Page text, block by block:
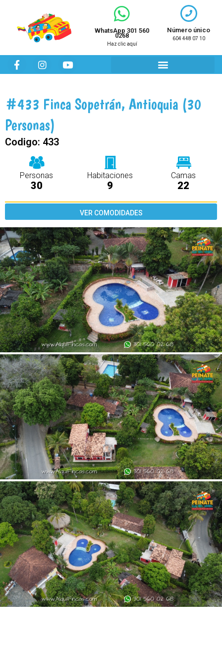
contenido
WhatsApp 301 560
0268
Haz clic aquí
Número único
604 448 07 10
F
a
b
o
k
I
n
a
g
a
m
Y
o
b
#433 Finca Sopetrán, Antioquia (30
Personas)
Codigo: 433
Personas
30
Habitaciones
9
Camas
22
VER COMODIDADES